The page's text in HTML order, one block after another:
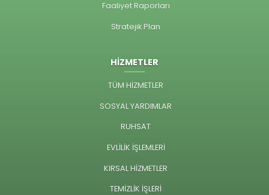
Faaliyet Raporları
Stratejik Plan
HİZMETLER
TÜM HİZMETLER
SOSYAL YARDIMLAR
RUHSAT
EVLİLİK İŞLEMLERİ
KIRSAL HİZMETLER
TEMİZLİK İŞLERİ